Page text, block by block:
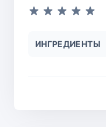
ИНГРЕДИЕНТЫ